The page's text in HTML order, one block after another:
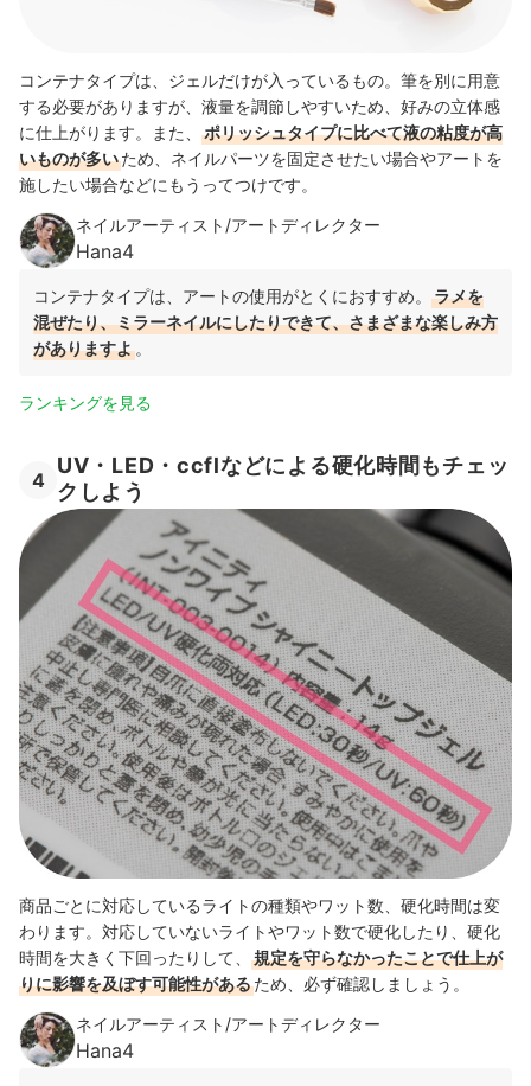
コンテナタイプは、ジェルだけが入っているもの。筆を別に用意
する必要がありますが、液量を調節しやすいため、好みの立体感
に仕上がります。
また、
ポリッシュタイプに比べて液の粘度が高
いものが多いため、ネイルパーツを固定させたい場合やアートを
施したい場合などにもうってつけです。
ネイルアーティスト/アートディレクター
Hana4
コンテナタイプは、アートの使用がとくにおすすめ。
ラメを
混ぜたり、ミラーネイルにしたりできて、さまざまな楽しみ方
がありますよ 。
ランキングを見る
4
UV・LED・ccflなどによる硬化時間もチェッ
クしよう
商品ごとに対応しているライトの種類やワット数、硬化時間は変
わります。 対応していないライトやワット数で硬化したり、硬化
時間を大きく下回ったりして、
規定を守らなかったことで仕上が
りに影響を及ぼす可能性があるため、必ず確認しましょう。
ネイルアーティスト/アートディレクター
Hana4